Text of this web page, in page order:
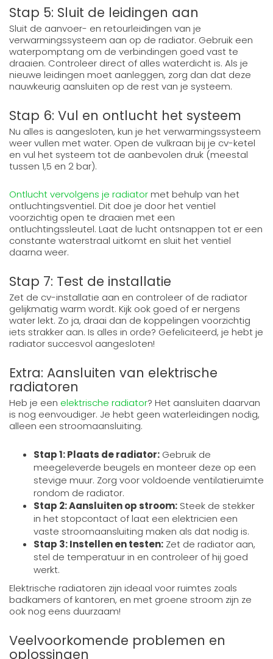
Stap 5: Sluit de leidingen aan
Sluit de aanvoer- en retourleidingen van je
verwarmingssysteem aan op de radiator. Gebruik een
waterpomptang om de verbindingen goed vast te
draaien. Controleer direct of alles waterdicht is. Als je
nieuwe leidingen moet aanleggen, zorg dan dat deze
nauwkeurig aansluiten op de rest van je systeem.
Stap 6: Vul en ontlucht het systeem
Nu alles is aangesloten, kun je het verwarmingssysteem
weer vullen met water. Open de vulkraan bij je cv-ketel
en vul het systeem tot de aanbevolen druk (meestal
tussen 1,5 en 2 bar).
Ontlucht vervolgens je radiatormet behulp van het
ontluchtingsventiel. Dit doe je door het ventiel
voorzichtig open te draaien met een
ontluchtingssleutel. Laat de lucht ontsnappen tot er een
constante waterstraal uitkomt en sluit het ventiel
daarna weer.
Stap 7: Test de installatie
Zet de cv-installatie aan en controleer of de radiator
gelijkmatig warm wordt. Kijk ook goed of er nergens
water lekt. Zo ja, draai dan de koppelingen voorzichtig
iets strakker aan. Is alles in orde? Gefeliciteerd, je hebt je
radiator succesvol aangesloten!
Extra: Aansluiten van elektrische
radiatoren
Heb je een elektrische radiator? Het aansluiten daarvan
is nog eenvoudiger. Je hebt geen waterleidingen nodig,
alleen een stroomaansluiting.
Stap 1: Plaats de radiator: Gebruik de
meegeleverde beugels en monteer deze op een
stevige muur. Zorg voor voldoende ventilatieruimte
rondom de radiator.
Stap 2: Aansluiten op stroom: Steek de stekker
in het stopcontact of laat een elektricien een
vaste stroomaansluiting maken als dat nodig is.
Stap 3: Instellen en testen: Zet de radiator aan,
stel de temperatuur in en controleer of hij goed
werkt.
Elektrische radiatoren zijn ideaal voor ruimtes zoals
badkamers of kantoren, en met groene stroom zijn ze
ook nog eens duurzaam!
Veelvoorkomende problemen en
oplossingen